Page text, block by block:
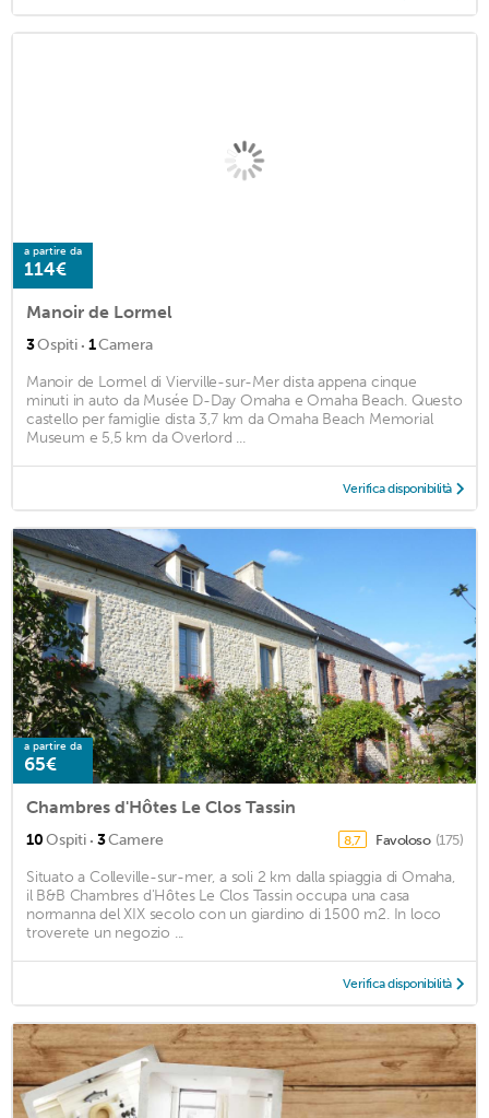
a partire da
114€
Manoir de Lormel
3Ospiti · 1Camera
Manoir de Lormel di Vierville-sur-Mer dista appena cinque
minuti in auto da Musée D-Day Omaha e Omaha Beach. Questo
castello per famiglie dista 3,7 km da Omaha Beach Memorial
Museum e 5,5 km da Overlord ...
Verifica disponibilità
a partire da
65€
Chambres d'Hôtes Le Clos Tassin
10Ospiti · 3Camere 8,7 Favoloso (175)
Situato a Colleville-sur-mer, a soli 2 km dalla spiaggia di Omaha,
il B&B Chambres d'Hôtes Le Clos Tassin occupa una casa
normanna del XIX secolo con un giardino di 1500 m2. In loco
troverete un negozio ...
Verifica disponibilità